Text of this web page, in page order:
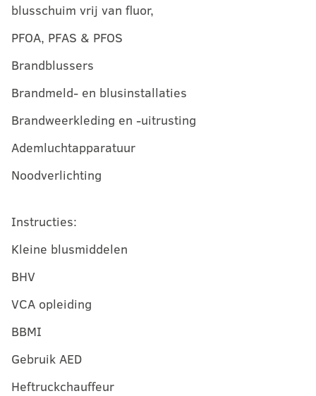
blusschuim vrij van fluor,
PFOA, PFAS & PFOS
Brandblussers
Brandmeld- en blusinstallaties
Brandweerkleding en -uitrusting
Ademluchtapparatuur
Noodverlichting
Instructies:
Kleine blusmiddelen
BHV
VCA opleiding
BBMI
Gebruik AED
Heftruckchauffeur